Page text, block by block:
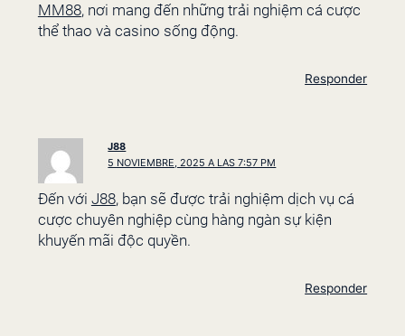
MM88, nơi mang đến những trải nghiệm cá cược
thể thao và casino sống động.
Responder
J88
5 NOVIEMBRE, 2025 A LAS 7:57 PM
Đến với J88, bạn sẽ được trải nghiệm dịch vụ cá
cược chuyên nghiệp cùng hàng ngàn sự kiện
khuyến mãi độc quyền.
Responder